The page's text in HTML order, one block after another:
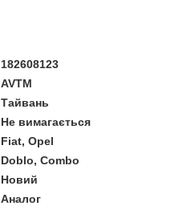
182608123
AVTM
Тайвань
Не вимагається
Fiat, Opel
Doblo, Combo
Новий
Аналог